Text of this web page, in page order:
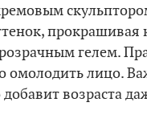
гелем.
омолодить лицо.
возраста